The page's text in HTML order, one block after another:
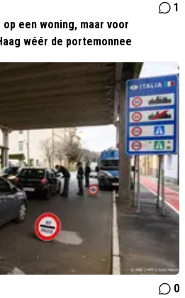
1
een woning, maar voor
wéér de portemonnee
0